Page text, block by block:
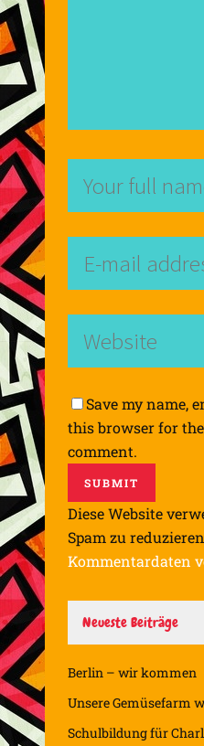
Save my name,
this browser for
comment.
Diese Website
Spam zu
Kommentardaten
Neueste Beiträge
Berlin – wir kommen
Unsere Gemüsefarm
Schulbildung für